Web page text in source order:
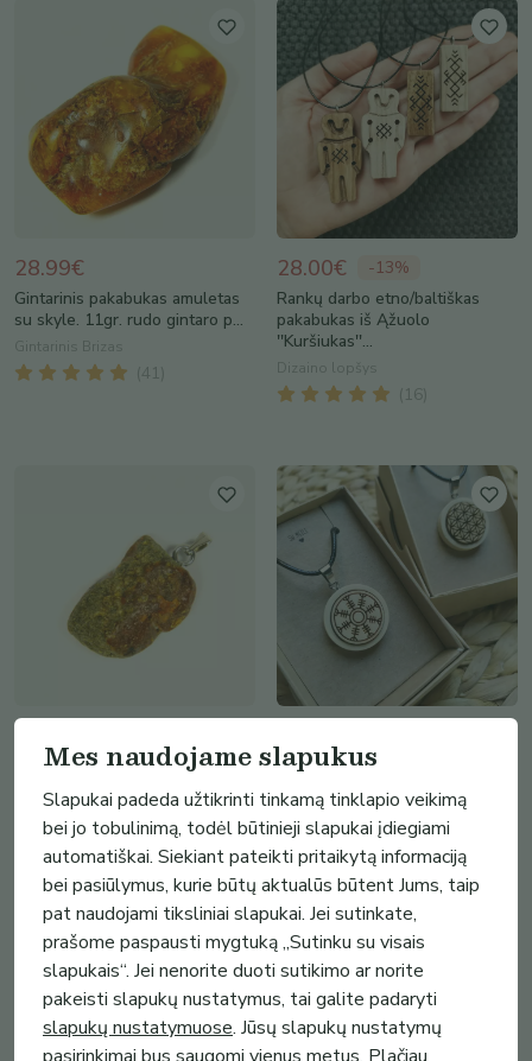
28.99€
Gintarinis pakabukas amuletas
su skyle. 11gr. rudo gintaro p...
Gintarinis Brizas
( 41
28.00€ -13%
Rankų darbo etno/baltiškas
pakabukas iš Ąžuolo
''Kuršiukas''...
Dizaino lopšys
( 16
Gintaro pakabukas. Gintarinis
pakabukas. Natūralus
neapdirbt...
Gintarinis Brizas
(41)
Medinis ETNO pakabukas su
gyvenimo gėlės arba apsauginiu
sim...
Dizaino lopšys
(16)
Mes naudojame slapukus
Slapukai padeda užtikrinti tinkamą tinklapio veikimą
bei jo tobulinimą, todėl būtinieji slapukai įdiegiami
automatiškai. Siekiant pateikti pritaikytą informaciją
bei pasiūlymus, kurie būtų aktualūs būtent Jums, taip
pat naudojami tiksliniai slapukai. Jei sutinkate,
prašome paspausti mygtuką „Sutinku su visais
slapukais“. Jei nenorite duoti sutikimo ar norite
pakeisti slapukų nustatymus, tai galite padaryti
slapukų nustatymuose. Jūsų slapukų nustatymų
pasirinkimai bus saugomi vienus metus. Plačiau